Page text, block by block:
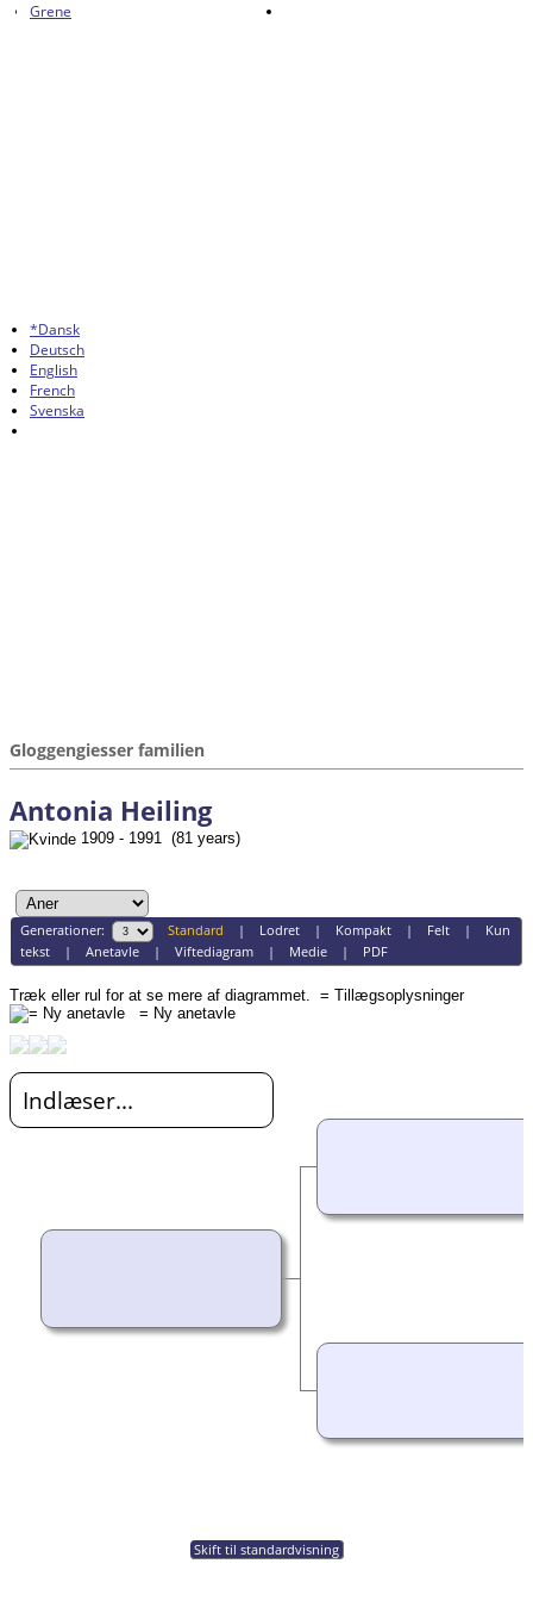
Grene
*Dansk
Deutsch
English
French
Svenska
Gloggengiesser familien
Antonia Heiling
1909 - 1991 (81 years)
Generationer: Standard | Lodret| Kompakt| Felt| Kun
tekst| Anetavle| Viftediagram| Medie| PDF
Træk eller rul for at se mere af diagrammet.
= Tillægsoplysninger
= Ny anetavle
Indlæser...
Skift til standardvisning